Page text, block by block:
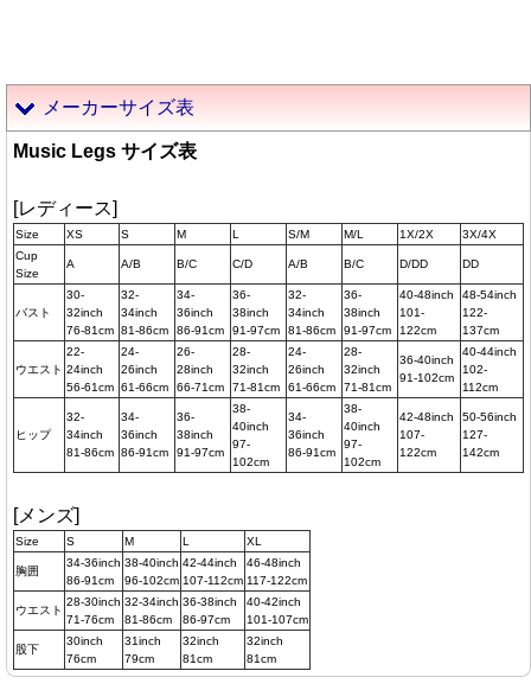
メーカーサイズ表
Music Legs サイズ表
[レディース]
Size XS S M L S/M M/L 1X/2X
3X/4X
Cup
Size
A A/B B/C C/D A/B B/C D/DD DD
バスト
30-
32inch
76-81cm
32-
34inch
81-86cm
34-
36inch
86-91cm
36-
38inch
91-97cm
32-
34inch
81-86cm
36-
38inch
91-97cm
40-48inch
101-
122cm
48-54inch
122-
137cm
ウエスト
22-
24inch
56-61cm
24-
26inch
61-66cm
26-
28inch
66-71cm
28-
32inch
71-81cm
24-
26inch
61-66cm
28-
32inch
71-81cm
36-40inch
91-102cm
40-44inch
102-
112cm
ヒップ
32-
34inch
81-86cm
34-
36inch
86-91cm
36-
38inch
91-97cm
38-
40inch
97-
102cm
34-
36inch
86-91cm
38-
40inch
97-
102cm
42-48inch
107-
122cm
50-56inch
127-
142cm
[メンズ]
Size S M L XL
胸囲
34-36inch
86-91cm
38-40inch
96-102cm
42-44inch
107-112cm
46-48inch
117-122cm
ウエスト
28-30inch
71-76cm
32-34inch
81-86cm
36-38inch
86-97cm
40-42inch
101-107cm
股下
30inch
76cm
31inch
79cm
32inch
81cm
32inch
81cm